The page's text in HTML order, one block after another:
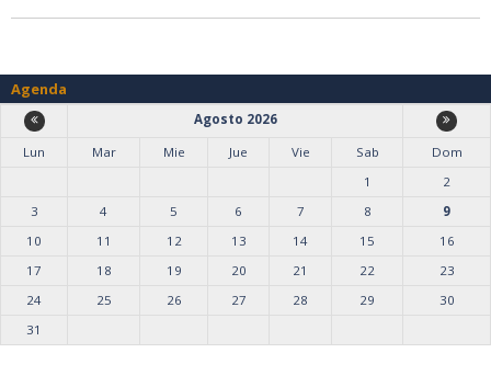
Agenda
Agosto 2026
Lun
Mar Mie Jue Vie Sab
Dom
1
2
3
4 5 6 7 8
9
10
11 12 13 14 15
16
17
18 19 20 21 22
23
24
25 26 27 28 29
30
31